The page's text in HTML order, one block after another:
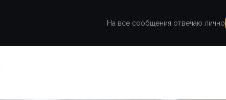
На все сообщения отвечаю лично